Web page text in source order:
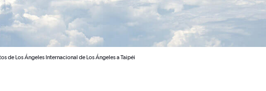
de Los Ángeles Internacional de Los Ángeles a Taipéi